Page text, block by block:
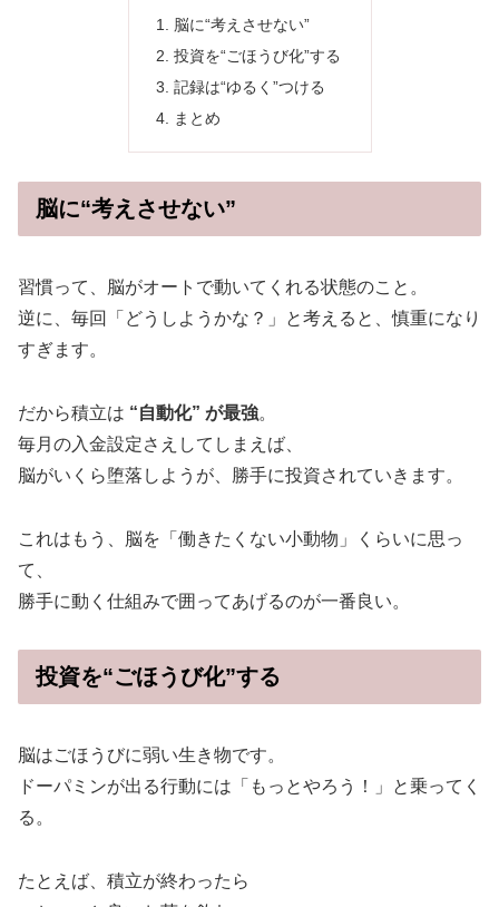
脳に“考えさせない”
投資を“ごほうび化”する
記録は“ゆるく”つける
まとめ
脳に“考えさせない”
習慣って、脳がオートで動いてくれる状態のこと。
逆に、毎回「どうしようかな？」と考えると、慎重になり
すぎます。
だから積立は “自動化” が最強。
毎月の入金設定さえしてしまえば、
脳がいくら堕落しようが、勝手に投資されていきます。
これはもう、脳を「働きたくない小動物」くらいに思っ
て、
勝手に動く仕組みで囲ってあげるのが一番良い。
投資を“ごほうび化”する
脳はごほうびに弱い生き物です。
ドーパミンが出る行動には「もっとやろう！」と乗ってく
る。
たとえば、積立が終わったら